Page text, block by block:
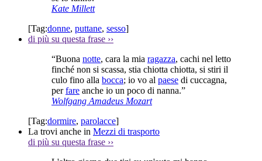
Kate Millett
[Tag:donne, puttane, sesso]
di più su questa frase ››
“Buona notte, cara la mia ragazza, cachi nel letto
finché non si scassa, stia chiotta chiotta, si stiri il
culo fino alla bocca; io vo al paese di cuccagna,
perfare anche io un poco di nanna.”
Wolfgang Amadeus Mozart
[Tag:dormire, parolacce]
La trovi anche in Mezzi di trasporto
di più su questa frase ››